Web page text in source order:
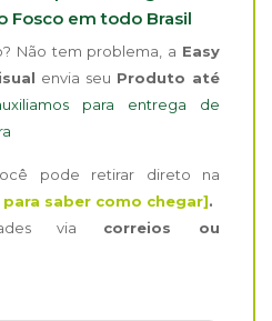
Fosco em todo Brasil
Não tem problema, a Easy
envia seu Produto até
para entrega de
pode retirar direto na
saber como chegar].
via correios ou